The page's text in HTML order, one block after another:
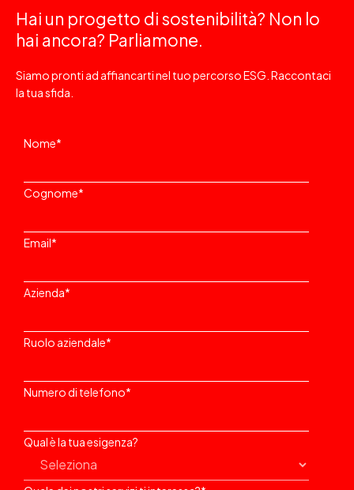
Hai un progetto di sostenibilità? Non lo
hai ancora? Parliamone.
Siamo pronti ad affiancarti nel tuo percorso ESG. Raccontaci
la tua sfida.
Nome*
Cognome*
Email*
Azienda*
Ruolo aziendale*
Numero di telefono*
Qual è la tua esigenza?